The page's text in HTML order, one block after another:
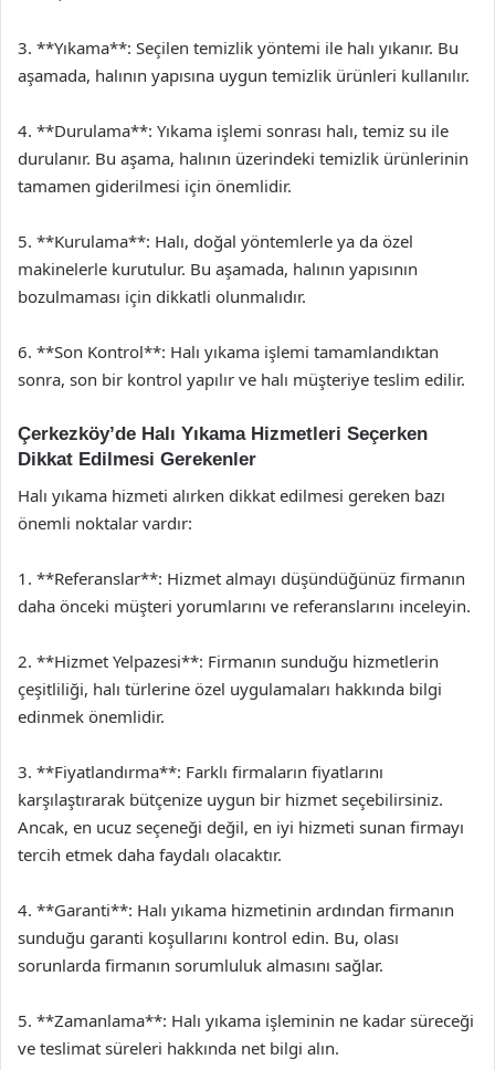
3. **Yıkama**: Seçilen temizlik yöntemi ile halı yıkanır. Bu
aşamada, halının yapısına uygun temizlik ürünleri kullanılır.
4. **Durulama**: Yıkama işlemi sonrası halı, temiz su ile
durulanır. Bu aşama, halının üzerindeki temizlik ürünlerinin
tamamen giderilmesi için önemlidir.
5. **Kurulama**: Halı, doğal yöntemlerle ya da özel
makinelerle kurutulur. Bu aşamada, halının yapısının
bozulmaması için dikkatli olunmalıdır.
6. **Son Kontrol**: Halı yıkama işlemi tamamlandıktan
sonra, son bir kontrol yapılır ve halı müşteriye teslim edilir.
Çerkezköy’de Halı Yıkama Hizmetleri Seçerken
Dikkat Edilmesi Gerekenler
Halı yıkama hizmeti alırken dikkat edilmesi gereken bazı
önemli noktalar vardır:
1. **Referanslar**: Hizmet almayı düşündüğünüz firmanın
daha önceki müşteri yorumlarını ve referanslarını inceleyin.
2. **Hizmet Yelpazesi**: Firmanın sunduğu hizmetlerin
çeşitliliği, halı türlerine özel uygulamaları hakkında bilgi
edinmek önemlidir.
3. **Fiyatlandırma**: Farklı firmaların fiyatlarını
karşılaştırarak bütçenize uygun bir hizmet seçebilirsiniz.
Ancak, en ucuz seçeneği değil, en iyi hizmeti sunan firmayı
tercih etmek daha faydalı olacaktır.
4. **Garanti**: Halı yıkama hizmetinin ardından firmanın
sunduğu garanti koşullarını kontrol edin. Bu, olası
sorunlarda firmanın sorumluluk almasını sağlar.
5. **Zamanlama**: Halı yıkama işleminin ne kadar süreceği
ve teslimat süreleri hakkında net bilgi alın.